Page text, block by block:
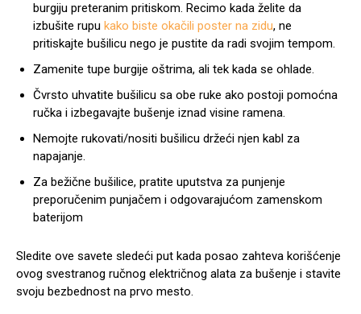
burgiju preteranim pritiskom. Recimo kada želite da
izbušite rupu kako biste okačili poster na zidu, ne
pritiskajte bušilicu nego je pustite da radi svojim tempom.
Zamenite tupe burgije oštrima, ali tek kada se ohlade.
Čvrsto uhvatite bušilicu sa obe ruke ako postoji pomoćna
ručka i izbegavajte bušenje iznad visine ramena.
Nemojte rukovati/nositi bušilicu držeći njen kabl za
napajanje.
Za bežične bušilice, pratite uputstva za punjenje
preporučenim punjačem i odgovarajućom zamenskom
baterijom
Sledite ove savete sledeći put kada posao zahteva korišćenje
ovog svestranog ručnog električnog alata za bušenje i stavite
svoju bezbednost na prvo mesto.